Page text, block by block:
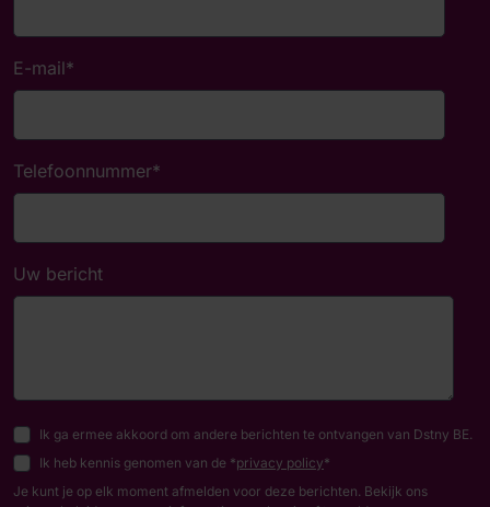
E-mail*
Telefoonnummer*
Uw bericht
Ik ga ermee akkoord om andere berichten te ontvangen van Dstny BE.
Ik heb kennis genomen van de *privacy policy*
Je kunt je op elk moment afmelden voor deze berichten. Bekijk ons